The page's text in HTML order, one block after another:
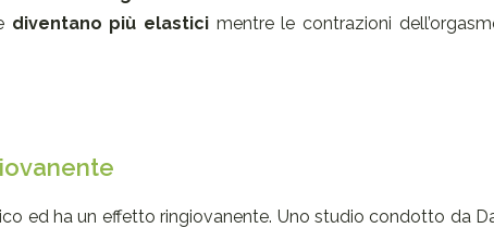
diventano più elastici mentre le contrazioni
ed ha un effetto ringiovanente. Uno studio condotto da